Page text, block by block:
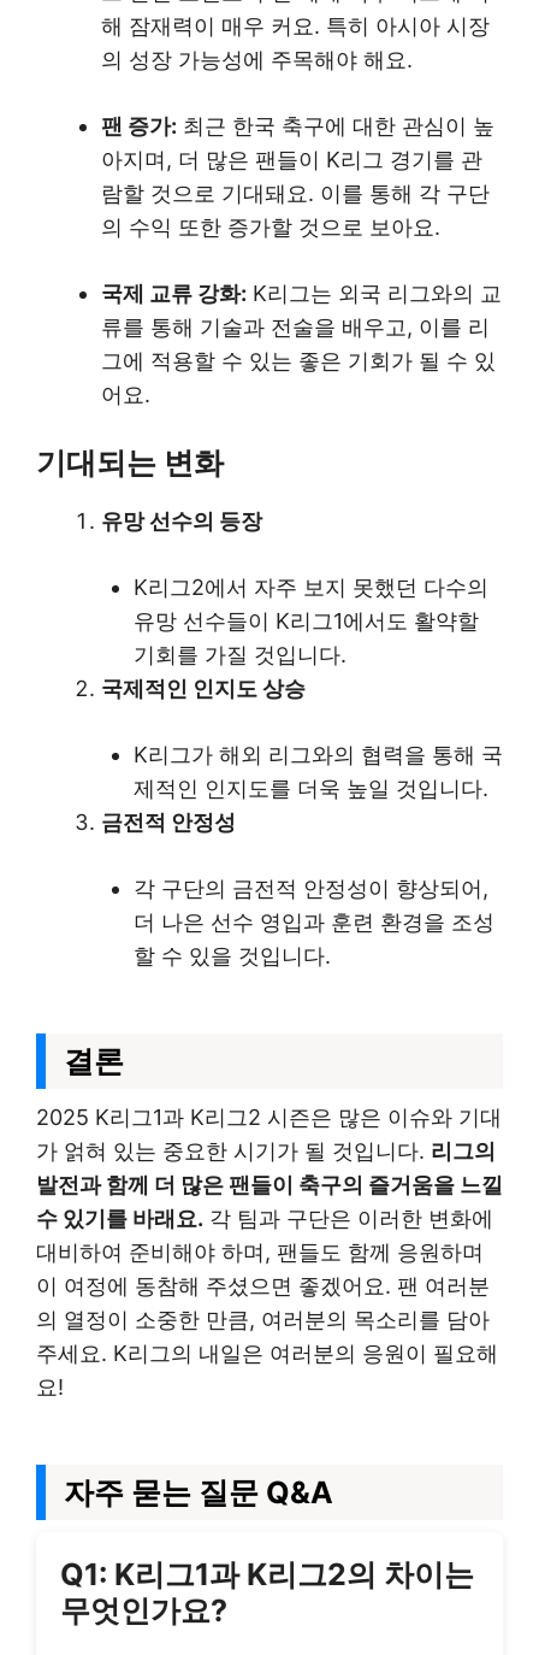
해 잠재력이 매우 커요. 특히 아시아 시장
의 성장 가능성에 주목해야 해요.
팬 증가: 최근 한국 축구에 대한 관심이 높
아지며, 더 많은 팬들이 K리그 경기를 관
람할 것으로 기대돼요. 이를 통해 각 구단
의 수익 또한 증가할 것으로 보아요.
국제 교류 강화: K리그는 외국 리그와의 교
류를 통해 기술과 전술을 배우고, 이를 리
그에 적용할 수 있는 좋은 기회가 될 수 있
어요.
기대되는 변화
유망 선수의 등장
K리그2에서 자주 보지 못했던 다수의
유망 선수들이 K리그1에서도 활약할
기회를 가질 것입니다.
국제적인 인지도 상승
K리그가 해외 리그와의 협력을 통해 국
제적인 인지도를 더욱 높일 것입니다.
금전적 안정성
각 구단의 금전적 안정성이 향상되어,
더 나은 선수 영입과 훈련 환경을 조성
할 수 있을 것입니다.
결론
2025 K리그1과 K리그2 시즌은 많은 이슈와 기대
가 얽혀 있는 중요한 시기가 될 것입니다. 리그의
발전과 함께 더 많은 팬들이 축구의 즐거움을 느낄
수 있기를 바래요. 각 팀과 구단은 이러한 변화에
대비하여 준비해야 하며, 팬들도 함께 응원하며
이 여정에 동참해 주셨으면 좋겠어요. 팬 여러분
의 열정이 소중한 만큼, 여러분의 목소리를 담아
주세요. K리그의 내일은 여러분의 응원이 필요해
요!
자주 묻는 질문 Q&A
Q1: K리그1과 K리그2의 차이는
무엇인가요?